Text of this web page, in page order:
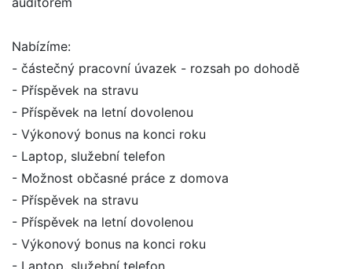
Nabízíme:
- částečný pracovní úvazek - rozsah po dohodě
- Příspěvek na stravu
- Příspěvek na letní dovolenou
- Výkonový bonus na konci roku
- Laptop, služební telefon
- Možnost občasné práce z domova
- Příspěvek na stravu
- Příspěvek na letní dovolenou
- Výkonový bonus na konci roku
- Laptop, služební telefon